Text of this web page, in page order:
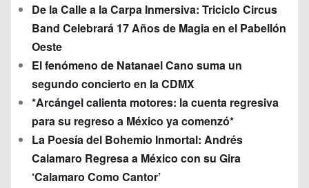
De la Calle a la Carpa Inmersiva: Triciclo Circus
Band Celebrará 17 Años de Magia en el Pabellón
Oeste
El fenómeno de Natanael Cano suma un
segundo concierto en la CDMX
*Arcángel calienta motores: la cuenta regresiva
para su regreso a México ya comenzó*
La Poesía del Bohemio Inmortal: Andrés
Calamaro Regresa a México con su Gira
‘Calamaro Como Cantor’